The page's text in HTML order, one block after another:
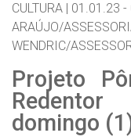
CULTURA | 01.01.23 -
ARAÚJO/
WENDRIC/
Projeto
domingo